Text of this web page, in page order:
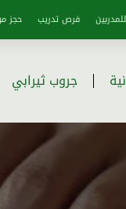
فرص تدريب حجز
جروب ثيرابي